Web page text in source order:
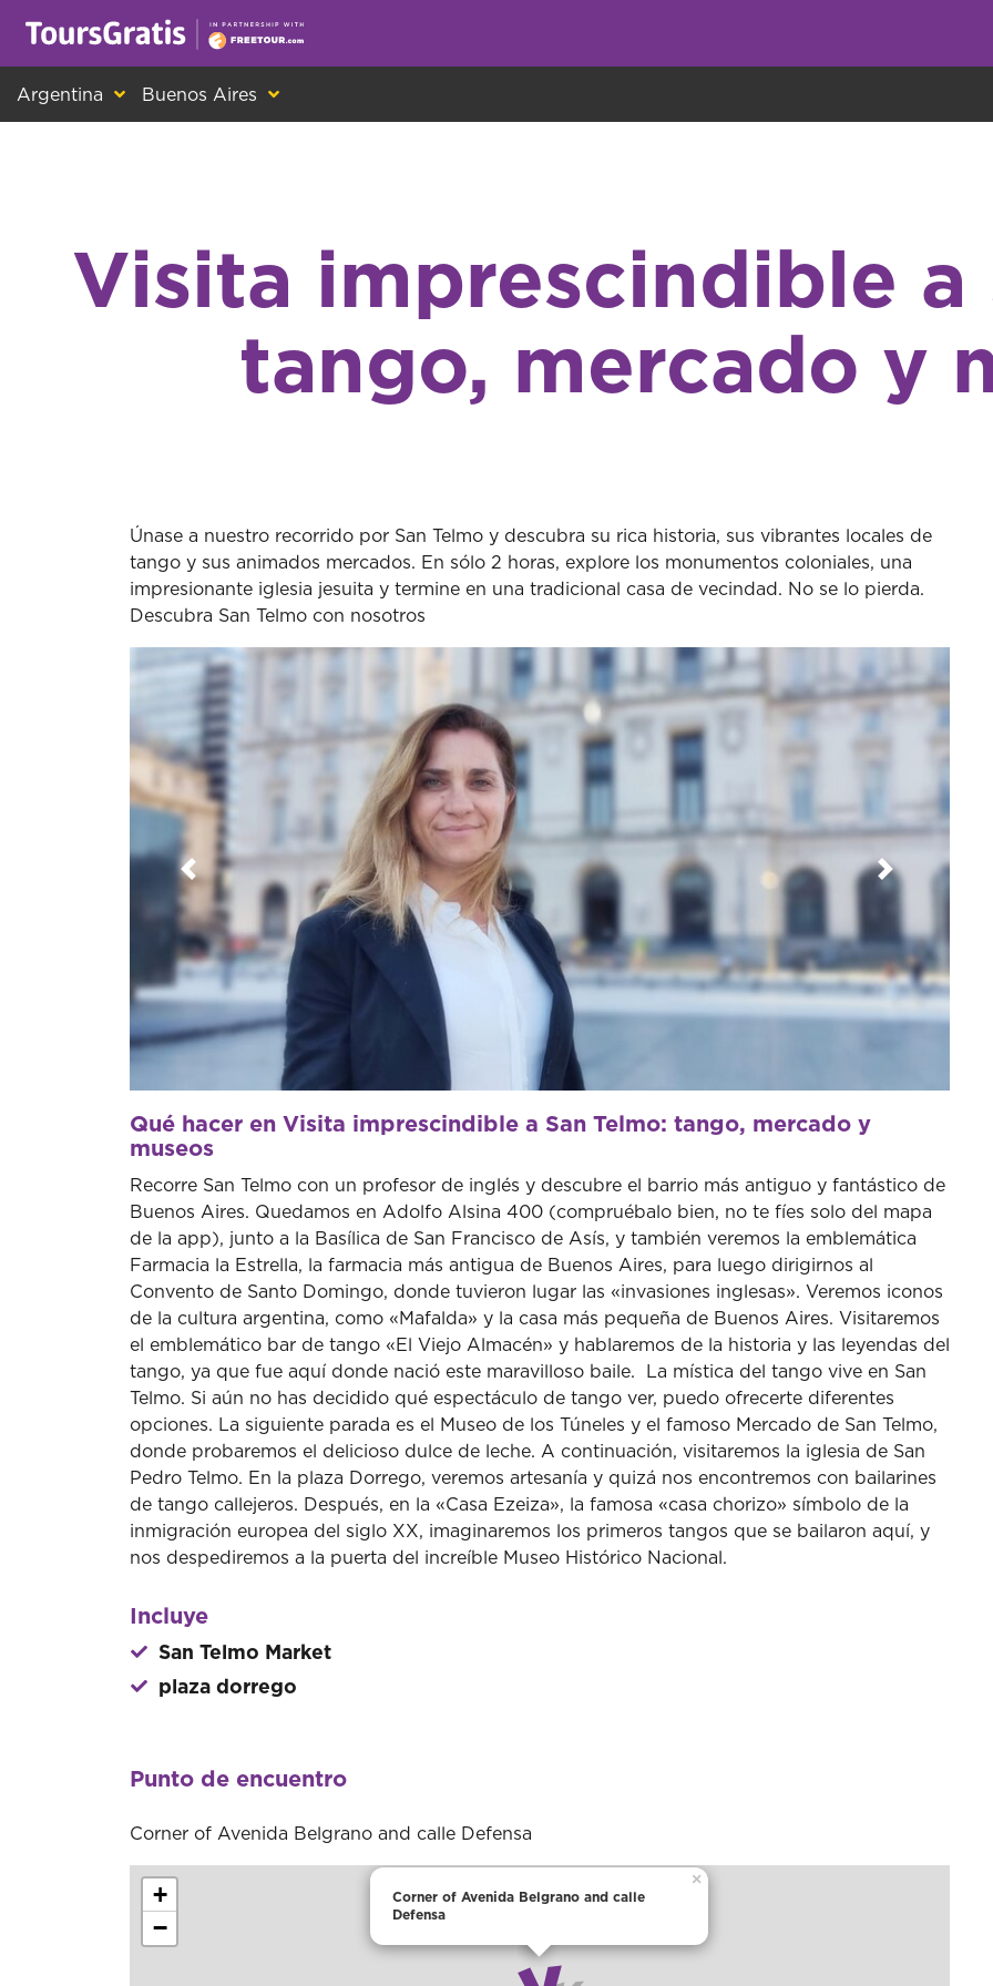
Argentina Buenos Aires
Visita imprescindible a
tango, mercado y
Únase a nuestro recorrido por San Telmo y descubra su rica historia, sus vibrantes locales de
tango y sus animados mercados. En sólo 2 horas, explore los monumentos coloniales, una
impresionante iglesia jesuita y termine en una tradicional casa de vecindad. No se lo pierda.
Descubra San Telmo con nosotros
Anterior Siguiente
Qué hacer en Visita imprescindible a San Telmo: tango, mercado y
museos
Recorre San Telmo con un profesor de inglés y descubre el barrio más antiguo y fantástico de
Buenos Aires. Quedamos en Adolfo Alsina 400 (compruébalo bien, no te fíes solo del mapa
de la app), junto a la Basílica de San Francisco de Asís, y también veremos la emblemática
Farmacia la Estrella, la farmacia más antigua de Buenos Aires, para luego dirigirnos al
Convento de Santo Domingo, donde tuvieron lugar las «invasiones inglesas». Veremos iconos
de la cultura argentina, como «Mafalda» y la casa más pequeña de Buenos Aires. Visitaremos
el emblemático bar de tango «El Viejo Almacén» y hablaremos de la historia y las leyendas del
tango, ya que fue aquí donde nació este maravilloso baile. La mística del tango vive en San
Telmo. Si aún no has decidido qué espectáculo de tango ver, puedo ofrecerte diferentes
opciones. La siguiente parada es el Museo de los Túneles y el famoso Mercado de San Telmo,
donde probaremos el delicioso dulce de leche. A continuación, visitaremos la iglesia de San
Pedro Telmo. En la plaza Dorrego, veremos artesanía y quizá nos encontremos con bailarines
de tango callejeros. Después, en la «Casa Ezeiza», la famosa «casa chorizo» símbolo de la
inmigración europea del siglo XX, imaginaremos los primeros tangos que se bailaron aquí, y
nos despediremos a la puerta del increíble Museo Histórico Nacional.
Incluye
San Telmo Market
plaza dorrego
Punto de encuentro
Corner of Avenida Belgrano and calle Defensa
Corner of Avenida Belgrano and calle
Defensa
×
+
−
¡Este es otro mensaje sobre las cookies! Todo el mundo come galletas, pero nosotros las utilizamos para mejorar el servicio